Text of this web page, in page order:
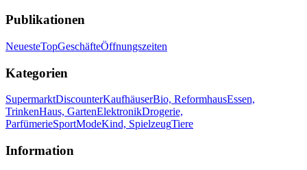
Publikationen
NeuesteTopGeschäfteÖffnungszeiten
Kategorien
SupermarktDiscounterKaufhäuserBio, ReformhausEssen,
TrinkenHaus, GartenElektronikDrogerie,
ParfümerieSportModeKind, SpielzeugTiere
Information